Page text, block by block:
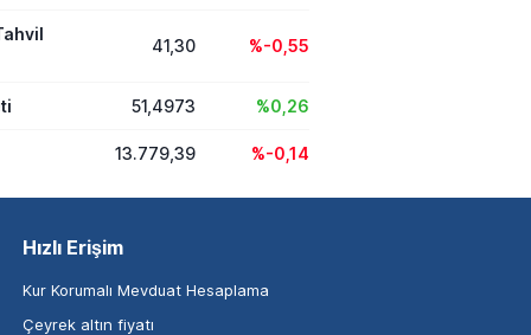
41,30 %-0,55
51,4973 %0,26
13.779,39 %-0,14
Hızlı Erişim
Kur Korumalı Mevduat Hesaplama
Çeyrek altın fiyatı